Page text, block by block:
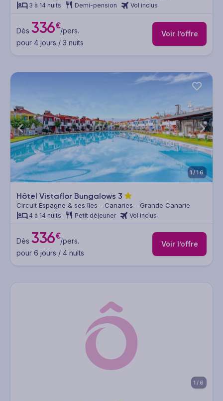
3 à 14 nuits Demi-pension Vol inclus
Dès 336€/pers.
pour 4 jours / 3 nuits
Voir l’offre
1/16
Hôtel Vistaflor Bungalows 3
Circuit Espagne & ses îles - Canaries - Grande Canarie
4 à 14 nuits Petit déjeuner Vol inclus
Dès 336€/pers.
pour 6 jours / 4 nuits
Voir l’offre
1/6